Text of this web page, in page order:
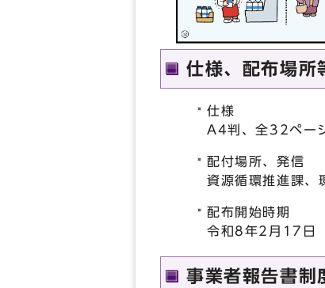
仕様、配布場所
仕様
A4判、全32ペー
配付場所、発信
資源循環推進課、
配布開始時期
令和8年2月17日
事業者報告書制